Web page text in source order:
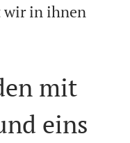
wir in ihnen
mit
eins